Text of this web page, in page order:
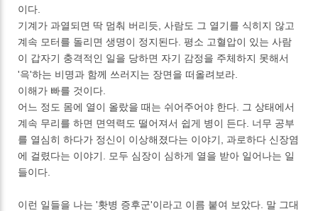
이다.
기계가 과열되면 딱 멈춰 버리듯, 사람도 그 열기를 식히지 않고
계속 모터를 돌리면 생명이 정지된다. 평소 고혈압이 있는 사람
이 갑자기 충격적인 일을 당하면 자기 감정을 주체하지 못해서
'윽'하는 비명과 함께 쓰러지는 장면을 떠올려보라.
이해가 빠를 것이다.
어느 정도 몸에 열이 올랐을 때는 쉬어주어야 한다. 그 상태에서
계속 무리를 하면 면역력도 떨어져서 쉽게 병이 든다. 너무 공부
를 열심히 하다가 정신이 이상해졌다는 이야기, 과로하다 신장염
에 걸렸다는 이야기. 모두 심장이 심하게 열을 받아 일어나는 일
들이다.
이런 일들을 나는 '홧병 증후군'이라고 이름 붙여 보았다. 말 그대